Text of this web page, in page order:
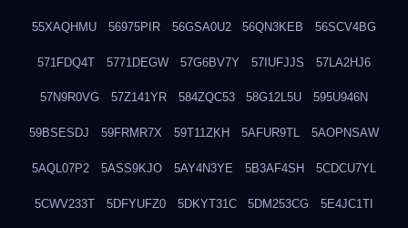
55XAQHMU 56975PIR 56GSA0U2 56QN3KEB 56SCV4BG
571FDQ4T 5771DEGW 57G6BV7Y 57IUFJJS 57LA2HJ6
57N9R0VG 57Z141YR 584ZQC53 58G12L5U 595U946N
59BSESDJ 59FRMR7X 59T11ZKH 5AFUR9TL 5AOPNSAW
5AQL07P2 5ASS9KJO 5AY4N3YE 5B3AF4SH 5CDCU7YL
5CWV233T 5DFYUFZ0 5DKYT31C 5DM253CG 5E4JC1TI